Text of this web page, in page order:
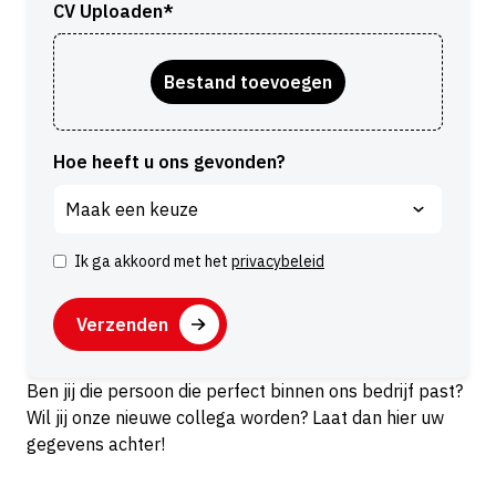
CV Uploaden*
Hoe heeft u ons gevonden?
I
s
t
m
m
i
Ik ga akkoord met het privacybeleid
C
A
T
C
H
Ben jij die persoon die perfect binnen ons bedrijf past?
Wil jij onze nieuwe collega worden? Laat dan hier uw
gegevens achter!